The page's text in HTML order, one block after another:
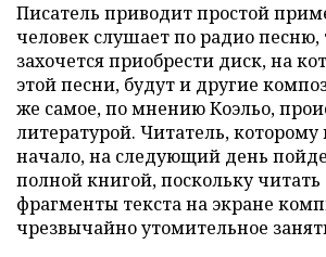
Писатель приводит простой
человек слушает по радио
захочется приобрести диск, на
этой песни, будут и другие
же самое, по мнению Коэльо,
литературой. Читатель, которому
начало, на следующий день
полной книгой, поскольку
фрагменты текста на экране
чрезвычайно утомительное